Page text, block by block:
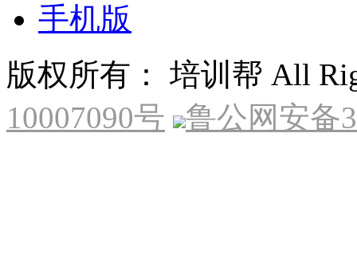
手机版
版权所有： 培训帮 All
10007090号
鲁公网安备